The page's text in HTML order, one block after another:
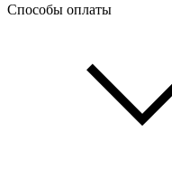
Способы оплаты